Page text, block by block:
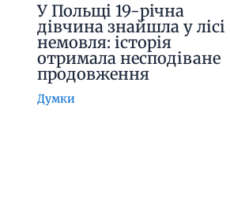
У Польщі 19-річна
дівчина знайшла у лісі
немовля: історія
отримала несподіване
продовження
Думки